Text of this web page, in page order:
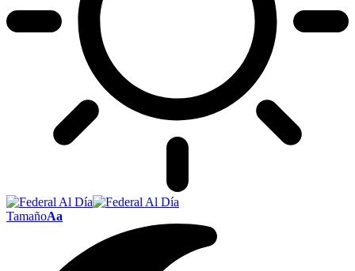
TamañoAa